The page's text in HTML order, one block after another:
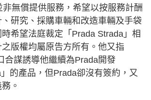
無償提供服務，希望以按服務計酬
研究、採購車輛和改造車輛及手袋
希望法庭裁定「Prada Strada」相
版權均屬原告方所有。他又指
合謀誘導他繼續為Prada開發
」的產品，但Prada卻沒有簽約，又
。